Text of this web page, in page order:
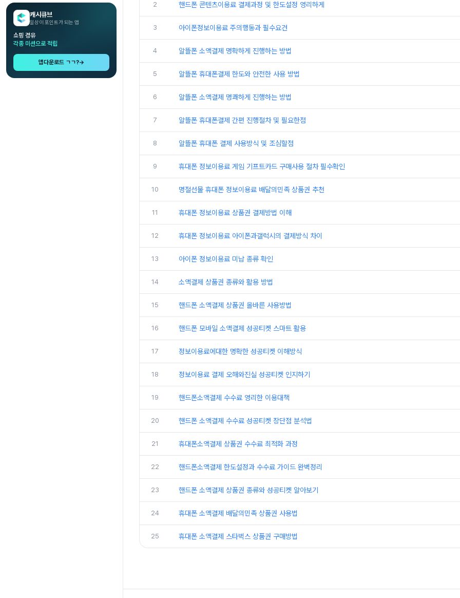
캐시큐브
일상이 포인트가 되는 앱
쇼핑 경유
각종 미션으로 적립
앱다운로드 ㄱㄱ?→
2 핸드폰 콘텐츠이용료 결제과정 및 한도설정 영리하게
3 아이폰정보이용료 주의행동과 필수요건
4 알뜰폰 소액결제 명확하게 진행하는 방법
5 알뜰폰 휴대폰결제 한도와 안전한 사용 방법
6 알뜰폰 소액결제 명쾌하게 진행하는 방법
7 알뜰폰 휴대폰결제 간편 진행절차 및 필요한점
8 알뜰폰 휴대폰 결제 사용방식 및 조심할점
9 휴대폰 정보이용료 게임 기프트카드 구매사용 절차 필수확인
10 명절선물 휴대폰 정보이용료 배달의민족 상품권 추천
11 휴대폰 정보이용료 상품권 결제방법 이해
12 휴대폰 정보이용료 아이폰과갤럭시의 결제방식 차이
13 아이폰 정보이용료 미납 종류 확인
14 소액결제 상품권 종류와 활용 방법
15 핸드폰 소액결제 상품권 올바른 사용방법
16 핸드폰 모바일 소액결제 성공티켓 스마트 활용
17 정보이용료에대한 명확한 성공티켓 이해방식
18 정보이용료 결제 오해와진실 성공티켓 인지하기
19 핸드폰소액결제 수수료 영리한 이용대책
20 핸드폰 소액결제 수수료 성공티켓 장단점 분석법
21 휴대폰소액결제 상품권 수수료 최적화 과정
22 핸드폰소액결제 한도설정과 수수료 가이드 완벽정리
23 핸드폰 소액결제 상품권 종류와 성공티켓 알아보기
24 휴대폰 소액결제 배달의민족 상품권 사용법
25 휴대폰 소액결제 스타벅스 상품권 구매방법